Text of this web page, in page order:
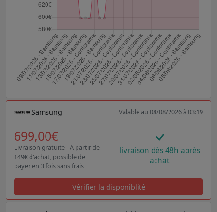
Samsung Valable au 08/08/2026 à 03:19
699,00€
Livraison gratuite - A partir de
149€ d'achat, possible de
payer en 3 fois sans frais
livraison dès 48h après
achat
Vérifier la disponiblité